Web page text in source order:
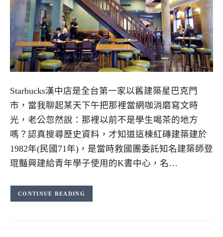
Starbucks漢中店是全台第一家以舊建築星巴克門
市，當我聊起某天下午把那裡當網咖消磨寫文時
光，老公忽然說：那裡以前不是學生喝茶的地方
嗎？認真搜尋歷史資料，才知道這棟紅磚建築建於
1982年(民國71年)，是當時救國團委託知名建築師登
琨豔興建給青年學子使用的K書中心，名…
CONTINUE READING